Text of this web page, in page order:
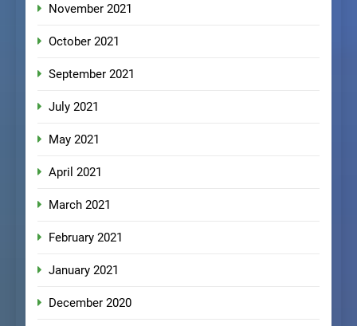
November 2021
October 2021
September 2021
July 2021
May 2021
April 2021
March 2021
February 2021
January 2021
December 2020